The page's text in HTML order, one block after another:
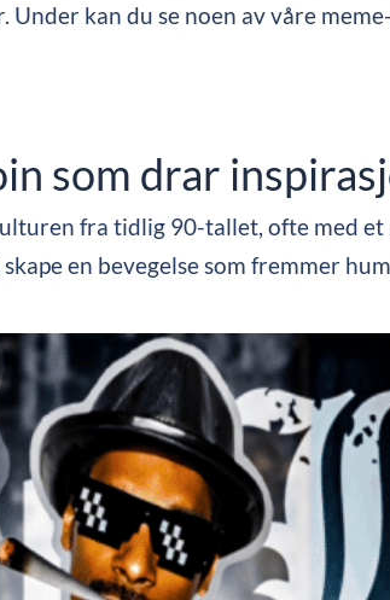
kan du se noen av våre
som drar
fra tidlig 90-tallet, ofte med
en bevegelse som fremmer